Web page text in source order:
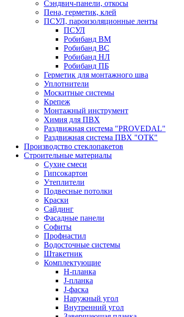
Сэндвич-панели, откосы
Пена, герметик, клей
ПСУЛ, пароизоляционные ленты
ПСУЛ
Робибанд ВМ
Робибанд ВС
Робибанд НЛ
Робибанд ПБ
Герметик для монтажного шва
Уплотнители
Москитные системы
Крепеж
Монтажный инструмент
Химия для ПВХ
Раздвижная система "PROVEDAL"
Раздвижная система ПВХ "ОТК"
Производство стеклопакетов
Строительные материалы
Сухие смеси
Гипсокартон
Утеплители
Подвесные потолки
Краски
Сайдинг
Фасадные панели
Софиты
Профнастил
Водосточные системы
Штакетник
Комплектующие
H-планка
J-планка
J-фаска
Наружный угол
Внутренний угол